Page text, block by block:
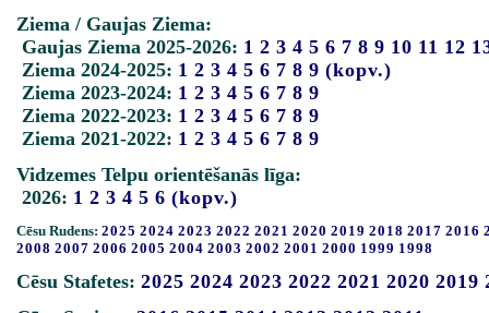
Ziema / Gaujas Ziema:
Gaujas Ziema 2025-2026: 1 2 3 4 5 6 7 8 9 10 11 12
Ziema 2024-2025: 1 2 3 4 5 6 7 8 9 (kopv.)
Ziema 2023-2024: 1 2 3 4 5 6 7 8 9
Ziema 2022-2023: 1 2 3 4 5 6 7 8 9
Ziema 2021-2022: 1 2 3 4 5 6 7 8 9
Vidzemes Telpu orientēšanās līga:
2026: 1 2 3 4 5 6 (kopv.)
Cēsu Rudens: 2025 2024 2023 2022 2021 2020 2019 2018 2017 2016
2008 2007 2006 2005 2004 2003 2002 2001 2000 1999 1998
Cēsu Stafetes: 2025 2024 2023 2022 2021 2020 2019